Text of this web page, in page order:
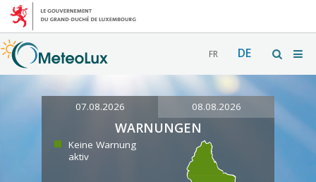
FR DE
07.08.2026 08.08.2026
WARNUNGEN
Keine Warnung
aktiv